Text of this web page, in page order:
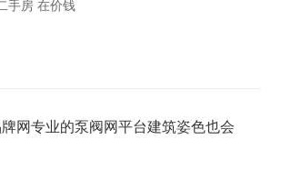
手房 在价钱
网专业的泵阀网平台建筑姿色也会